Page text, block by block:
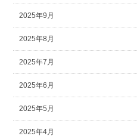
2025年9月
2025年8月
2025年7月
2025年6月
2025年5月
2025年4月